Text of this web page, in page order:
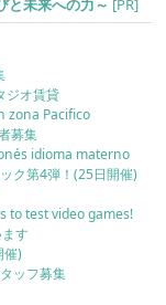
と未来への力～ [PR]
ジオ賃貸
zona Pacifico
募集
idioma materno
ク第4弾！(25日開催)
to test video games!
す
催)
ッフ募集